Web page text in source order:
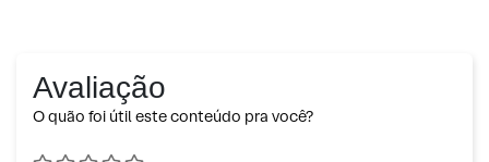
Avaliação
O quão foi útil este conteúdo pra você?